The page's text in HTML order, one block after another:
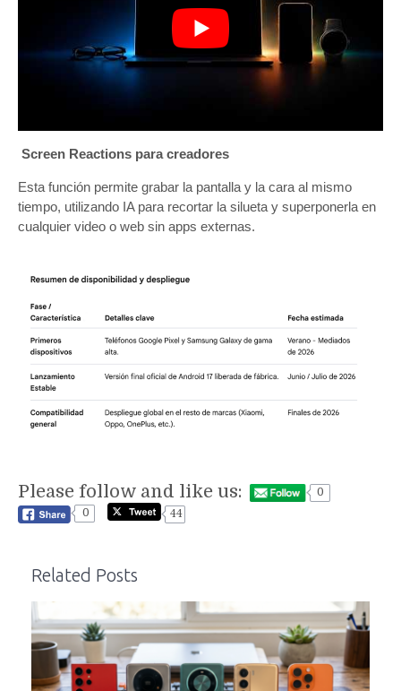
Screen Reactions para creadores
Esta función permite grabar la pantalla y la cara al mismo
tiempo, utilizando IA para recortar la silueta y superponerla en
cualquier video o web sin apps externas.
Please follow and like us:
0
0
44
Related Posts